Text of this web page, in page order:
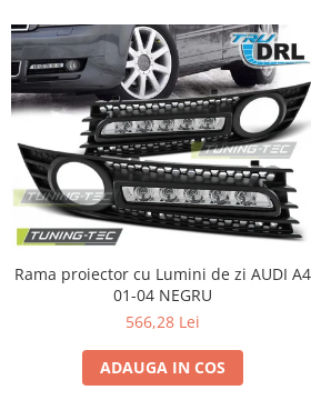
Rama proiector cu Lumini de zi AUDI A4
01-04 NEGRU
566,28 Lei
ADAUGA IN COS